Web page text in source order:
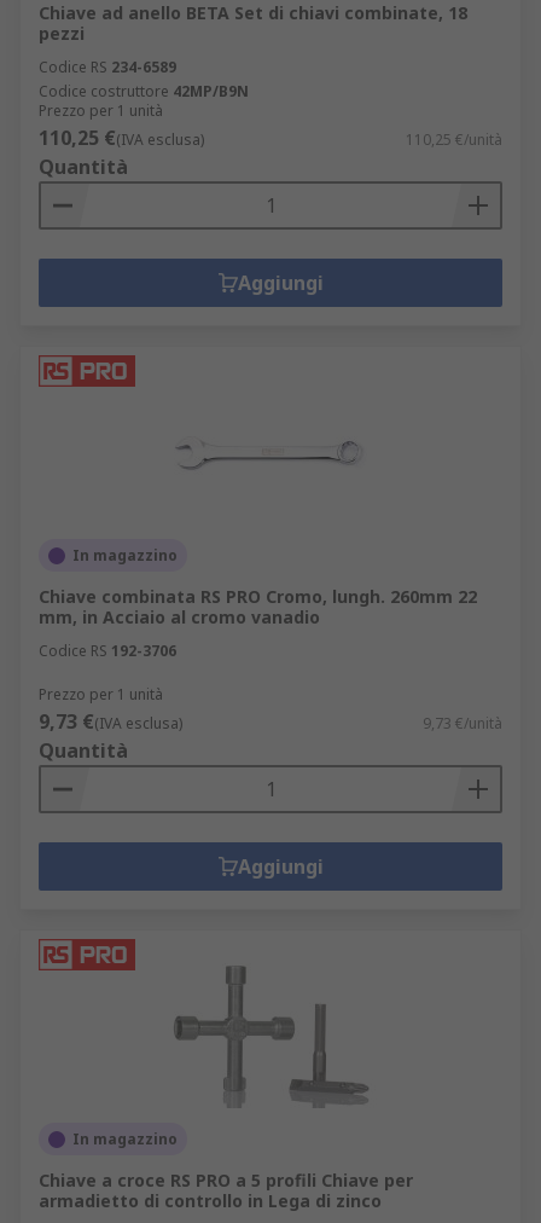
Chiave ad anello BETA Set di chiavi combinate, 18
pezzi
Codice RS 234-6589
Codice costruttore 42MP/B9N
Prezzo per 1 unità
110,25 €(IVA esclusa) 110,25 €/unità
Quantità
Aggiungi
In magazzino
Chiave combinata RS PRO Cromo, lungh. 260mm 22
mm, in Acciaio al cromo vanadio
Codice RS 192-3706
Prezzo per 1 unità
9,73 €(IVA esclusa) 9,73 €/unità
Quantità
Aggiungi
In magazzino
Chiave a croce RS PRO a 5 profili Chiave per
armadietto di controllo in Lega di zinco